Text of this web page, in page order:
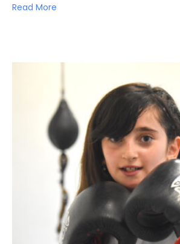
Read More